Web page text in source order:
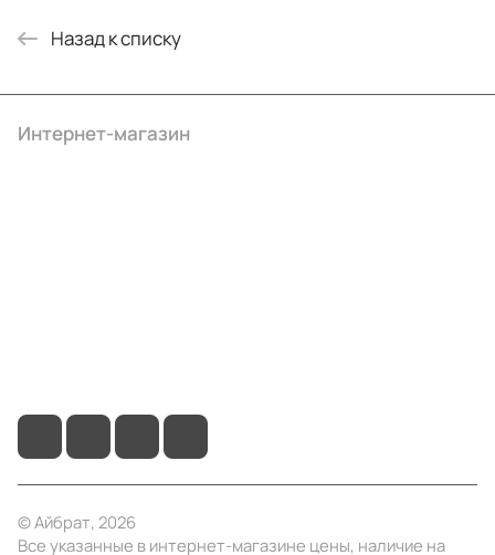
Назад к списку
Интернет-магазин
© Айбрат, 2026
Все указанные в интернет-магазине цены, наличие на